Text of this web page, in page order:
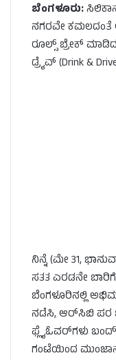
ಬೆಂಗಳೂರು:
ನಗರವೇ ಕಮಲದಂತೆ
ರೂಲ್ಸ್ ಬ್ರೇಕ್
ಡ್ರೈವ್ (Drink &
ನಿನ್ನೆ (ಮೇ 31,
ಸತತ ಎರಡನೇ
ಬೆಂಗಳೂರಿನಲ್ಲಿ
ನಡೆಸಿ, ಆರ್‌ಸಿಬಿ ಪರ
ಫ್ಲೈಓವರ್‌ಗಳು ಬಂದ್:
ಗಂಟೆಯಿಂದ